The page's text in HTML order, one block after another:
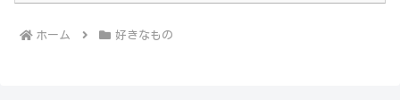
ホーム 好きなもの